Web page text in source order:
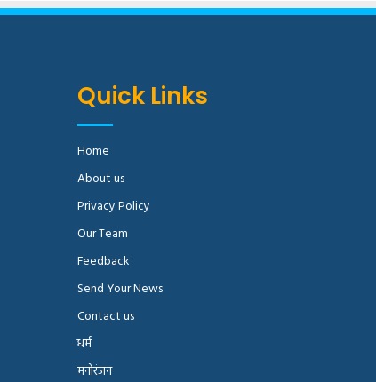
Quick Links
Home
About us
Privacy Policy
Our Team
Feedback
Send Your News
Contact us
धर्म
मनोरंजन